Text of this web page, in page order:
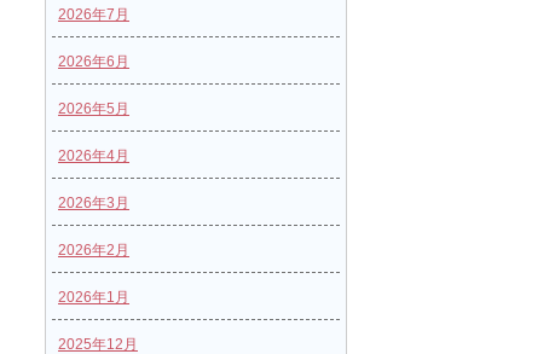
2026年7月
2026年6月
2026年5月
2026年4月
2026年3月
2026年2月
2026年1月
2025年12月